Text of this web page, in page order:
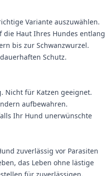
Variante auszuwählen.
die Haut Ihres Hundes entlang
bis zur Schwanzwurzel.
Schutz.
Nicht für Katzen geeignet.
aufbewahren.
Ihr Hund unerwünschte
zuverlässig vor Parasiten
das Leben ohne lästige